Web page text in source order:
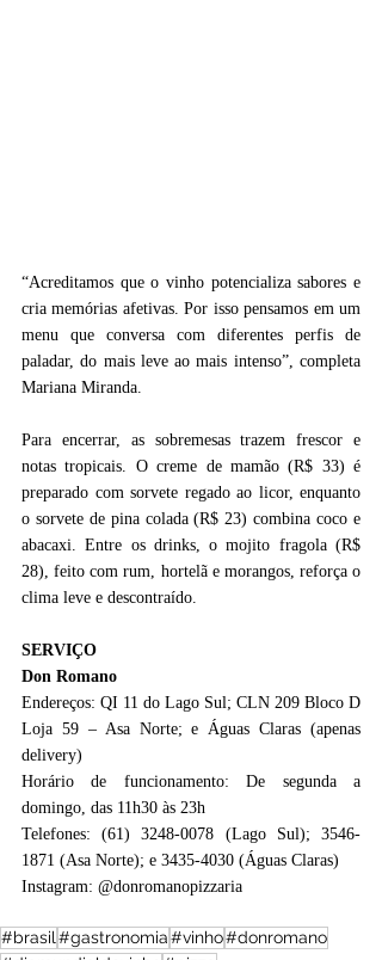
“Acreditamos que o vinho potencializa sabores e
cria memórias afetivas. Por isso pensamos em um
menu que conversa com diferentes perfis de
paladar, do mais leve ao mais intenso”, completa
Mariana Miranda.
Para encerrar, as sobremesas trazem frescor e
notas tropicais. O creme de mamão (R$ 33) é
preparado com sorvete regado ao licor, enquanto
o sorvete de pina colada (R$ 23) combina coco e
abacaxi. Entre os drinks, o mojito fragola (R$
28), feito com rum, hortelã e morangos, reforça o
clima leve e descontraído.
SERVIÇO
Don Romano
Endereços: QI 11 do Lago Sul; CLN 209 Bloco D
Loja 59 – Asa Norte; e Águas Claras (apenas
delivery)
Horário de funcionamento: De segunda a
domingo, das 11h30 às 23h
Telefones: (61) 3248-0078 (Lago Sul); 3546-
1871 (Asa Norte); e 3435-4030 (Águas Claras)
Instagram: @donromanopizzaria
#brasil#gastronomia#vinho#donromano